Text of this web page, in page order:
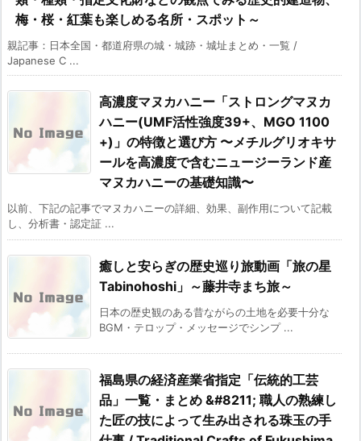
梅・桜・紅葉も楽しめる名所・スポット～
親記事：日本全国・都道府県の城・城跡・城址まとめ・一覧 /
Japanese C ...
高濃度マヌカハニー「ストロングマヌカ
ハニー(UMF活性強度39+、MGO 1100
+)」の特徴と選び方 〜メチルグリオキサ
ールを高濃度で含むニュージーランド産
マヌカハニーの基礎知識〜
以前、下記の記事でマヌカハニーの詳細、効果、副作用について記載
し、分析書・認定証 ...
癒しと安らぎの歴史巡り旅動画「旅の星
Tabinohoshi」～藤井寺まち旅～
日本の歴史観のある昔ながらの土地を必要十分な
BGM・テロップ・メッセージでシンプ ...
福島県の経済産業省指定「伝統的工芸
品」一覧・まとめ &#8211; 職人の熟練し
た匠の技によって生み出される珠玉の手